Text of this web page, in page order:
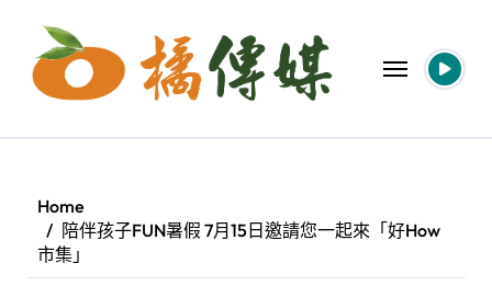
content
Home
陪伴孩子FUN暑假 7月15日邀請您一起來「好How
市集」